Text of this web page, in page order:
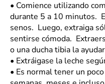
• Comience utilizando
durante 5 a 10 minutos.
senos. Luego, extraiga
sentirse cómoda.
o una ducha tibia la
• Extráigase la leche
• Es normal tener un